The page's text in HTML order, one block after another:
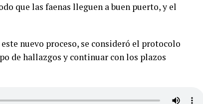
que las faenas lleguen a buen puerto, y el
nuevo proceso, se consideró el protocolo
de hallazgos y continuar con los plazos